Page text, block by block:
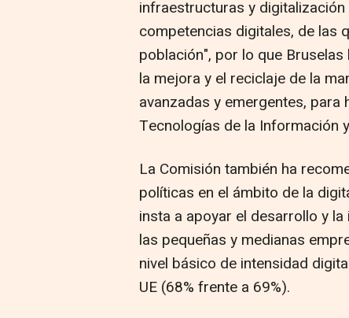
infraestructuras y
competencias digitales, de las
población", por lo que
la mejora y el reciclaje de la
avanzadas y emergentes,
Tecnologías de la Información
La Comisión también ha
políticas en el ámbito de la
insta a apoyar el desarrollo y
las pequeñas y medianas
nivel básico de intensidad
UE (68% frente a 69%).